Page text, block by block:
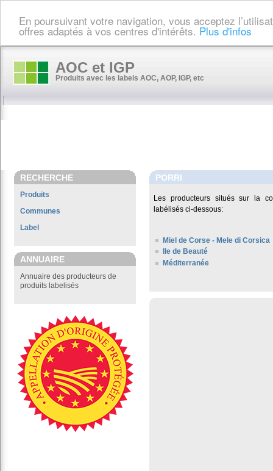
En poursuivant votre navigation, vous acceptez
offres adaptés à vos centres d'intérêts. Plus d'infos
AOC et IGP
Produits avec les labels AOC, AOP, IGP, etc
RECHERCHE
Produits
Communes
Label
ANNUAIRE
Annuaire des producteurs de
produits labelisés
PORRI
Les producteurs situés sur la
labélisés ci-dessous:
Miel de Corse - Mele di Corsica
Ile de Beauté
Méditerranée